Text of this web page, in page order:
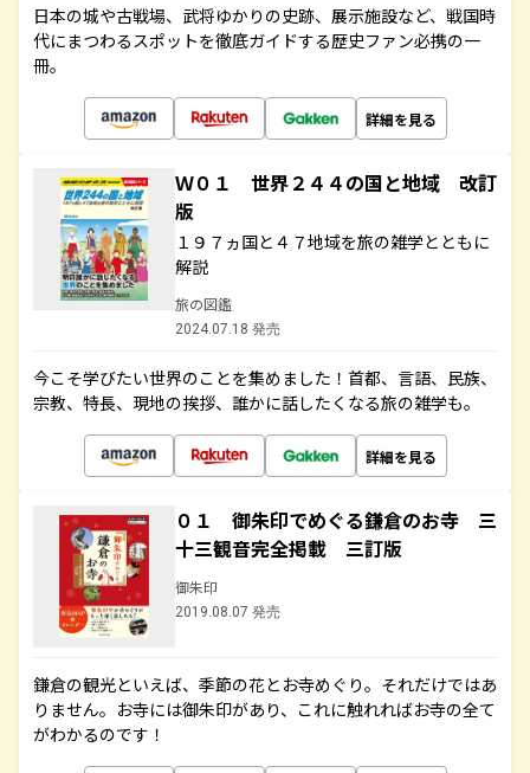
日本の城や古戦場、武将ゆかりの史跡、展示施設など、戦国時
代にまつわるスポットを徹底ガイドする歴史ファン必携の一
冊。
詳細を見る
Ｗ０１ 世界２４４の国と地域 改訂
版
１９７ヵ国と４７地域を旅の雑学とともに
解説
旅の図鑑
2024.07.18 発売
今こそ学びたい世界のことを集めました！首都、言語、民族、
宗教、特長、現地の挨拶、誰かに話したくなる旅の雑学も。
詳細を見る
０１ 御朱印でめぐる鎌倉のお寺 三
十三観音完全掲載 三訂版
御朱印
2019.08.07 発売
鎌倉の観光といえば、季節の花とお寺めぐり。それだけではあ
りません。お寺には御朱印があり、これに触れればお寺の全て
がわかるのです！